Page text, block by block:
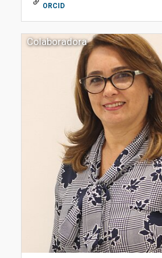
ORCID
Colaboradora